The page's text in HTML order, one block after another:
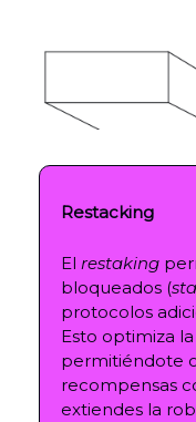
Restacking
El restaking
bloqueados (
protocolos
Esto optimiza
permitiéndote
recompensas
extiendes la